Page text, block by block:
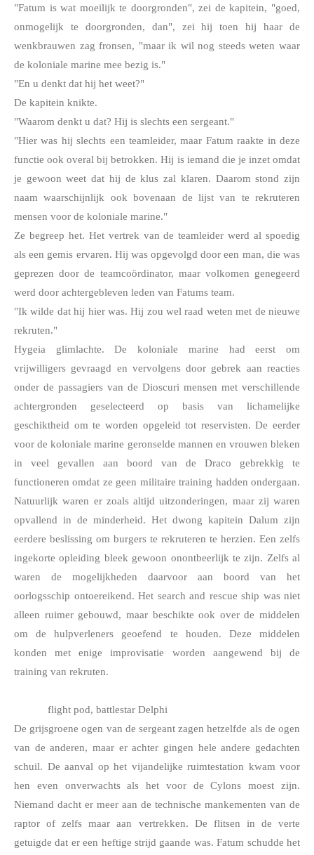
"Fatum is wat moeilijk te doorgronden", zei de kapitein, "goed,
onmogelijk te doorgronden, dan", zei hij toen hij haar de
wenkbrauwen zag fronsen, "maar ik wil nog steeds weten waar
de koloniale marine mee bezig is."
"En u denkt dat hij het weet?"
De kapitein knikte.
"Waarom denkt u dat? Hij is slechts een sergeant."
"Hier was hij slechts een teamleider, maar Fatum raakte in deze
functie ook overal bij betrokken. Hij is iemand die je inzet omdat
je gewoon weet dat hij de klus zal klaren. Daarom stond zijn
naam waarschijnlijk ook bovenaan de lijst van te rekruteren
mensen voor de koloniale marine."
Ze begreep het. Het vertrek van de teamleider werd al spoedig
als een gemis ervaren. Hij was opgevolgd door een man, die was
geprezen door de teamcoördinator, maar volkomen genegeerd
werd door achtergebleven leden van Fatums team.
"Ik wilde dat hij hier was. Hij zou wel raad weten met de nieuwe
rekruten."
Hygeia glimlachte. De koloniale marine had eerst om
vrijwilligers gevraagd en vervolgens door gebrek aan reacties
onder de passagiers van de Dioscuri mensen met verschillende
achtergronden geselecteerd op basis van lichamelijke
geschiktheid om te worden opgeleid tot reservisten. De eerder
voor de koloniale marine geronselde mannen en vrouwen bleken
in veel gevallen aan boord van de Draco gebrekkig te
functioneren omdat ze geen militaire training hadden ondergaan.
Natuurlijk waren er zoals altijd uitzonderingen, maar zij waren
opvallend in de minderheid. Het dwong kapitein Dalum zijn
eerdere beslissing om burgers te rekruteren te herzien. Een zelfs
ingekorte opleiding bleek gewoon onontbeerlijk te zijn. Zelfs al
waren de mogelijkheden daarvoor aan boord van het
oorlogsschip ontoereikend. Het search and rescue ship was niet
alleen ruimer gebouwd, maar beschikte ook over de middelen
om de hulpverleners geoefend te houden. Deze middelen
konden met enige improvisatie worden aangewend bij de
training van rekruten.
flight pod, battlestar Delphi
De grijsgroene ogen van de sergeant zagen hetzelfde als de ogen
van de anderen, maar er achter gingen hele andere gedachten
schuil. De aanval op het vijandelijke ruimtestation kwam voor
hen even onverwachts als het voor de Cylons moest zijn.
Niemand dacht er meer aan de technische mankementen van de
raptor of zelfs maar aan vertrekken. De flitsen in de verte
getuigde dat er een heftige strijd gaande was. Fatum schudde het